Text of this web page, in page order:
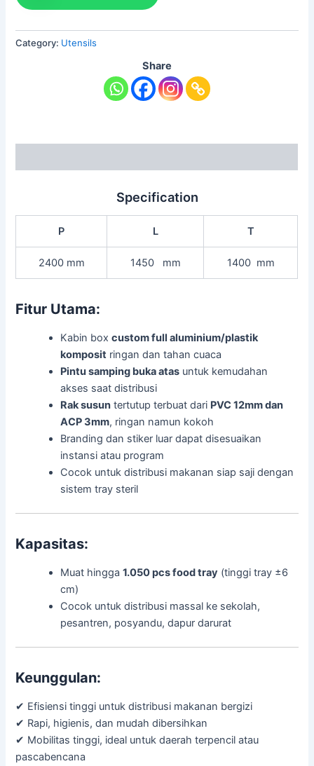
Category: Utensils
Share
Specification
P L T
2400 mm 1450 mm 1400 mm
Fitur Utama:
Kabin boxcustom full aluminium/plastik
komposit ringan dan tahan cuaca
Pintu samping buka atas untuk kemudahan
akses saat distribusi
Rak susun tertutup terbuat dari PVC 12mm dan
ACP 3mm, ringan namun kokoh
Branding dan stiker luar dapat disesuaikan
instansi atau program
Cocok untuk distribusi makanan siap saji dengan
sistem tray steril
Kapasitas:
Muat hingga1.050 pcs food tray (tinggi tray ±6
cm)
Cocok untuk distribusi massal ke sekolah,
pesantren, posyandu, dapur darurat
Keunggulan:
✔ Efisiensi tinggi untuk distribusi makanan bergizi
✔ Rapi, higienis, dan mudah dibersihkan
✔ Mobilitas tinggi, ideal untuk daerah terpencil atau
pascabencana